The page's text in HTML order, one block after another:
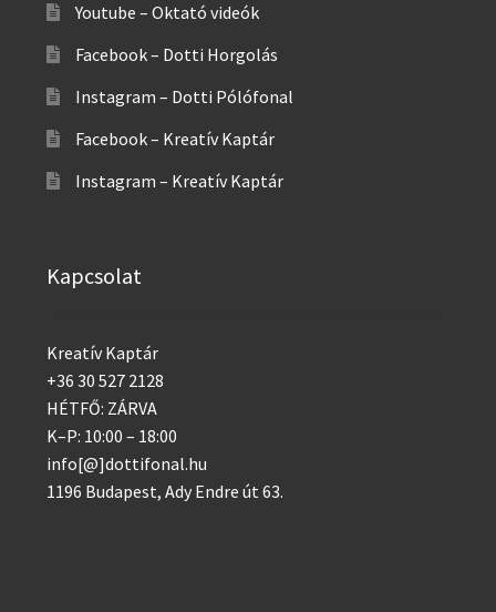
Youtube – Oktató videók
Facebook – Dotti Horgolás
Instagram – Dotti Pólófonal
Facebook – Kreatív Kaptár
Instagram – Kreatív Kaptár
Kapcsolat
Kreatív Kaptár
+36 30 527 2128
HÉTFŐ: ZÁRVA
K–P: 10:00 – 18:00
info[@]dottifonal.hu
1196 Budapest, Ady Endre út 63.